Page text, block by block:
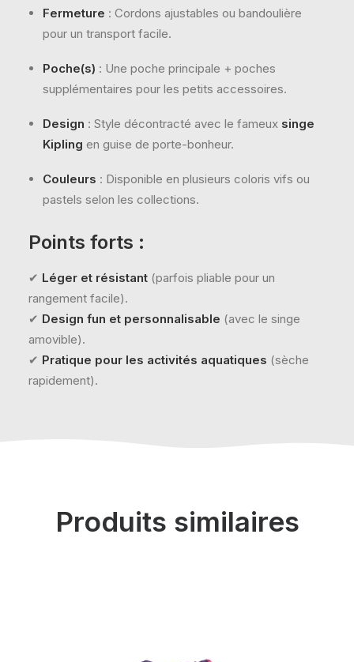
Fermeture : Cordons ajustables ou bandoulière
pour un transport facile.
Poche(s) : Une poche principale + poches
supplémentaires pour les petits accessoires.
Design : Style décontracté avec le fameux singe
Kipling en guise de porte-bonheur.
Couleurs : Disponible en plusieurs coloris vifs ou
pastels selon les collections.
Points forts :
✔ Léger et résistant (parfois pliable pour un
rangement facile).
✔ Design fun et personnalisable (avec le singe
amovible).
✔ Pratique pour les activités aquatiques (sèche
rapidement).
Produits similaires